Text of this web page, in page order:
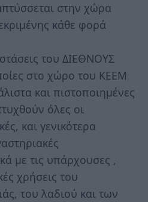
στην χώρα
κάθε φορά
του ΔΙΕΘΝΟΥΣ
στο χώρο του ΚΕΕΜ
και πιστοποιημένες
όλες οι
και γενικότερα
με τις υπάρχουσες ,
χρήσεις του
του λαδιού και των